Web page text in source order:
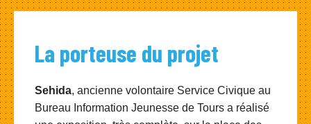
La porteuse du projet
Sehida, ancienne volontaire Service Civique au
Bureau Information Jeunesse de Tours a réalisé